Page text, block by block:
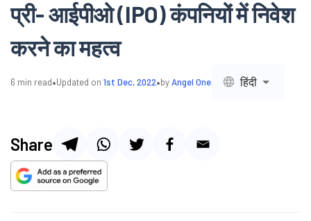
प्री- आईपीओ (IPO) कंपनियों में निवेश
करने का महत्व
6 min read•Updated on 1st Dec, 2022•byAngel One हिंदी
Share